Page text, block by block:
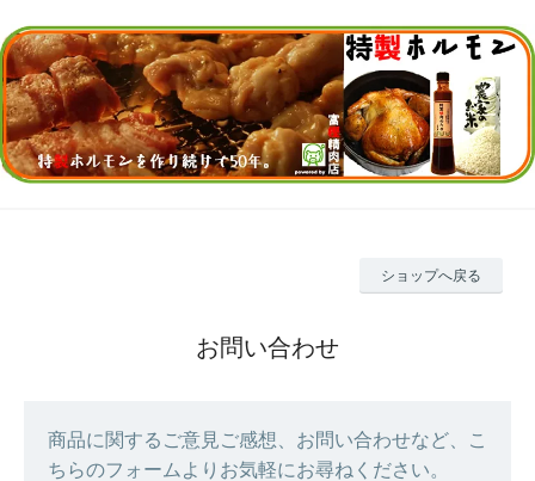
ショップへ戻る
お問い合わせ
商品に関するご意見ご感想、お問い合わせなど、こ
ちらのフォームよりお気軽にお尋ねください。